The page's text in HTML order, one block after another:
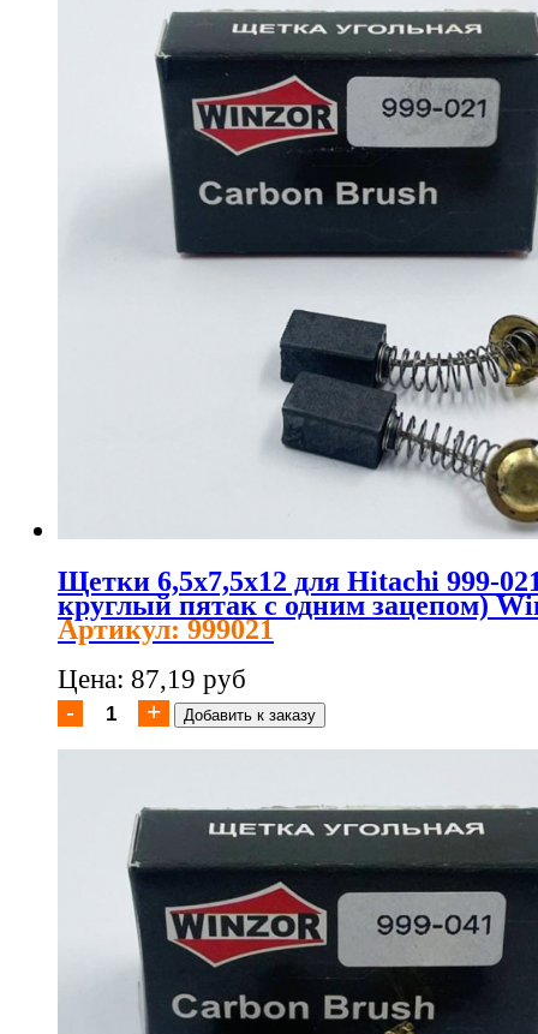
Щетки 6,5х7,5х12 для Hitachi 999-
круглый пятак с одним зацепом)
Артикул: 999021
Цена: 87,19 руб